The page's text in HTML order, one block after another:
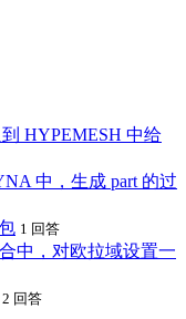
HYPEMESH 中给
中，生成 part 的过
1 回答
中，对欧拉域设置一
2 回答